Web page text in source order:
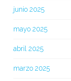
junio 2025
mayo 2025
abril 2025
marzo 2025